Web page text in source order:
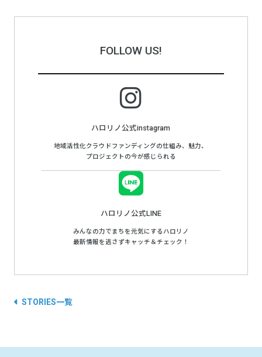
FOLLOW US!
ハロリノ公式instagram
地域活性化クラウドファンディングの仕組み、魅力、
プロジェクトの今が感じられる
ハロリノ公式LINE
みんなの力でまちを元気にするハロリノ
最新情報を逃さずキャッチ＆チェック！
STORIES一覧